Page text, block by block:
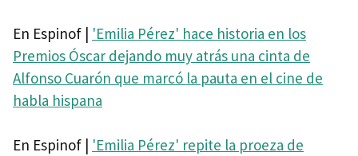
En Espinof | 'Emilia Pérez' hace historia en los
Premios Óscar dejando muy atrás una cinta de
Alfonso Cuarón que marcó la pauta en el cine de
habla hispana
En Espinof | 'Emilia Pérez' repite la proeza de